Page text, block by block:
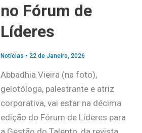
no Fórum de
Líderes
Notícias • 22 de Janeiro, 2026
Abbadhia Vieira (na foto),
gelotóloga, palestrante e atriz
corporativa, vai estar na décima
edição do Fórum de Líderes para